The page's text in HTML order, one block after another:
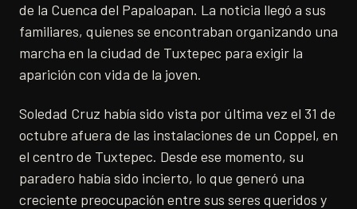
de la Cuenca del Papaloapan. La noticia llegó a sus
familiares, quienes se encontraban organizando una
marcha en la ciudad de Tuxtepec para exigir la
aparición con vida de la joven.
Soledad Cruz había sido vista por última vez el 31 de
octubre afuera de las instalaciones de un Coppel, en
el centro de Tuxtepec. Desde ese momento, su
paradero había sido incierto, lo que generó una
creciente preocupación entre sus seres queridos y